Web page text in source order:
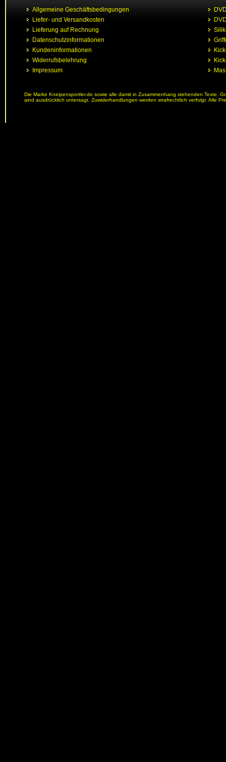
Allgemeine Geschäftsbedingungen
Liefer- und Versandkosten
Lieferung auf Rechnung
Datenschutzinformationen
Kundeninformationen
Widerrufsbelehrung
Impressum
Die Marke Kneipensportler.de sowie alle damit in Zusammenhang stehenden Texte,
aind ausdrücklich untersagt. Zuwiderhandlungen werden strafrechtlich verfolgt. Alle